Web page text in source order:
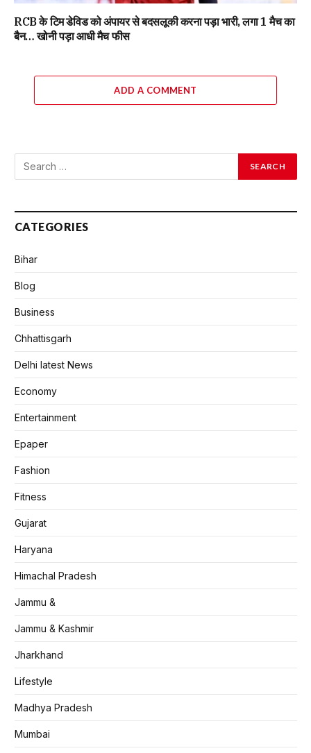
RCB के टिम डेविड को अंपायर से बदसलूकी करना पड़ा भारी, लगा 1 मैच का
बैन… खोनी पड़ा आधी मैच फीस
ADD A COMMENT
CATEGORIES
Bihar
Blog
Business
Chhattisgarh
Delhi latest News
Economy
Entertainment
Epaper
Fashion
Fitness
Gujarat
Haryana
Himachal Pradesh
Jammu &
Jammu & Kashmir
Jharkhand
Lifestyle
Madhya Pradesh
Mumbai